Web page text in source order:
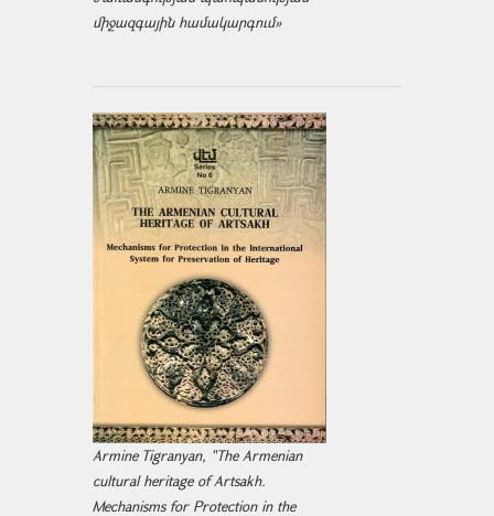
միջազ­գային համակարգում»
Armine Tigranyan, "The Armenian
cultural heritage of Artsakh.
Mechanisms for Protection in the